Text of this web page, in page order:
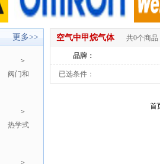
更多>>
>
阀门和
>
热学式
空气中甲烷气体 共0个商品
品牌：
已选条件：
首